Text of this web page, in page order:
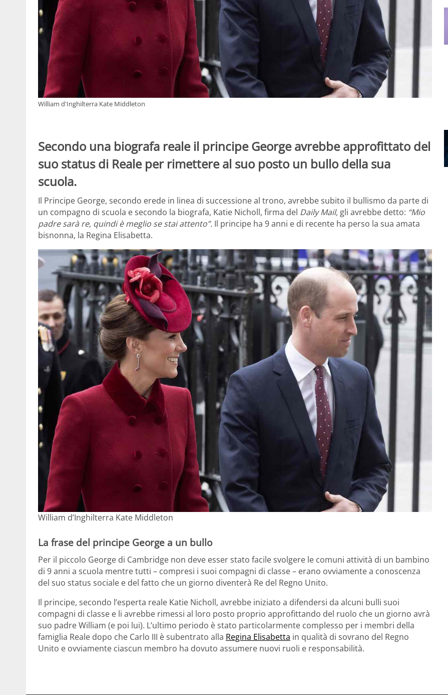
William d'Inghilterra Kate Middleton
Secondo una biografa reale il principe George avrebbe approfittato del
suo status di Reale per rimettere al suo posto un bullo della sua
scuola.
Il Principe George, secondo erede in linea di successione al trono, avrebbe subito il bullismo da parte di
un compagno di scuola e secondo la biografa, Katie Nicholl, firma del Daily Mail, gli avrebbe detto: “Mio
padre sarà re, quindi è meglio se stai attento”. Il principe ha 9 anni e di recente ha perso la sua amata
bisnonna, la Regina Elisabetta.
William d’Inghilterra Kate Middleton
La frase del principe George a un bullo
Per il piccolo George di Cambridge non deve esser stato facile svolgere le comuni attività di un bambino
di 9 anni a scuola mentre tutti – compresi i suoi compagni di classe – erano ovviamente a conoscenza
del suo status sociale e del fatto che un giorno diventerà Re del Regno Unito.
Il principe, secondo l’esperta reale Katie Nicholl, avrebbe iniziato a difendersi da alcuni bulli suoi
compagni di classe e li avrebbe rimessi al loro posto proprio approfittando del ruolo che un giorno avrà
suo padre William (e poi lui). L’ultimo periodo è stato particolarmente complesso per i membri della
famiglia Reale dopo che Carlo III è subentrato alla Regina Elisabetta in qualità di sovrano del Regno
Unito e ovviamente ciascun membro ha dovuto assumere nuovi ruoli e responsabilità.